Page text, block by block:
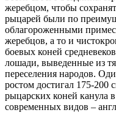
жеребцом, чтобы
рыцарей были по
облагороженными
жеребцов, а то и
боевых коней
лошади, выведенные из
переселения народов.
ростом достигал 175-200
рыцарских коней канула
современных видов –